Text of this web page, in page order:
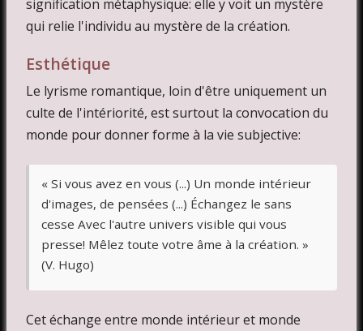
signification métaphysique: elle y voit un mystère
qui relie l'individu au mystère de la création.
Esthétique
Le lyrisme romantique, loin d'être uniquement un
culte de l'intériorité, est surtout la convocation du
monde pour donner forme à la vie subjective:
« Si vous avez en vous (...) Un monde intérieur
d'images, de pensées (...) Échangez le sans
cesse Avec l'autre univers visible qui vous
presse! Mêlez toute votre âme à la création. »
(V. Hugo)
Cet échange entre monde intérieur et monde